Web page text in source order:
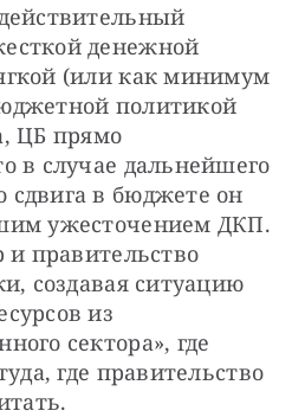
денежной
(или как минимум
политикой
ЦБ прямо
в случае дальнейшего
сдвига в бюджете он
ужесточением ДКП.
и правительство
создавая ситуацию
из
сектора», где
где правительство